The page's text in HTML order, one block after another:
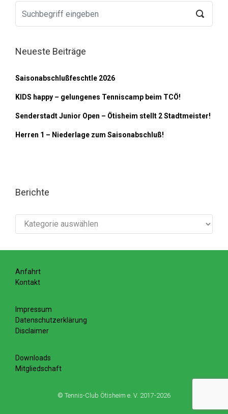
Neueste Beiträge
Saisonabschlußfeschtle 2026
KIDS happy – gelungenes Tenniscamp beim TCÖ!
Senderstadt Junior Open – Ötisheim stellt 2 Stadtmeister!
Herren 1 – Niederlage zum Saisonabschluß!
Berichte
Berichte
Anfahrt
Kontakt
Impressum
Datenschutzerklärung
Disclaimer
Downloads
Mitgliedschaft
© Tennis-Club Ötisheim e. V. 2017-2026